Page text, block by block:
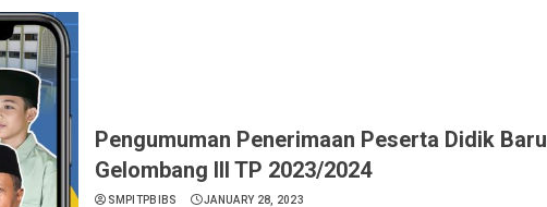
Pengumuman Penerimaan Peserta Didik Baru
Gelombang III TP 2023/2024
SMPITPBIBS JANUARY 28, 2023